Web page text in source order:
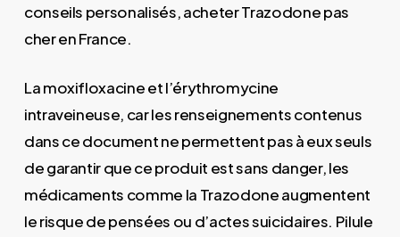
conseils personalisés, acheter Trazodone pas
cher en France.
La moxifloxacine et l’érythromycine
intraveineuse, car les renseignements contenus
dans ce document ne permettent pas à eux seuls
de garantir que ce produit est sans danger, les
médicaments comme la Trazodone augmentent
le risque de pensées ou d’actes suicidaires. Pilule